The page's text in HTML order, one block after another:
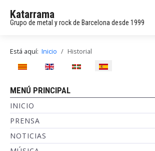
Katarrama
Grupo de metal y rock de Barcelona desde 1999
Está aquí: Inicio Historial
Seleccione su idioma
MENÚ PRINCIPAL
INICIO
PRENSA
NOTICIAS